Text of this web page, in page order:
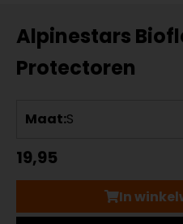
Alpinestars
Protectoren
Maat:S
19,95
In